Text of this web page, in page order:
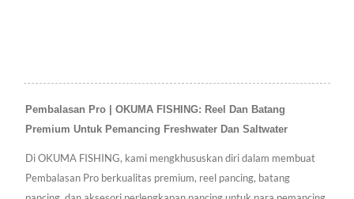
Pembalasan Pro | OKUMA FISHING: Reel Dan Batang
Premium Untuk Pemancing Freshwater Dan Saltwater
Di OKUMA FISHING, kami mengkhususkan diri dalam membuat
Pembalasan Pro berkualitas premium, reel pancing, batang